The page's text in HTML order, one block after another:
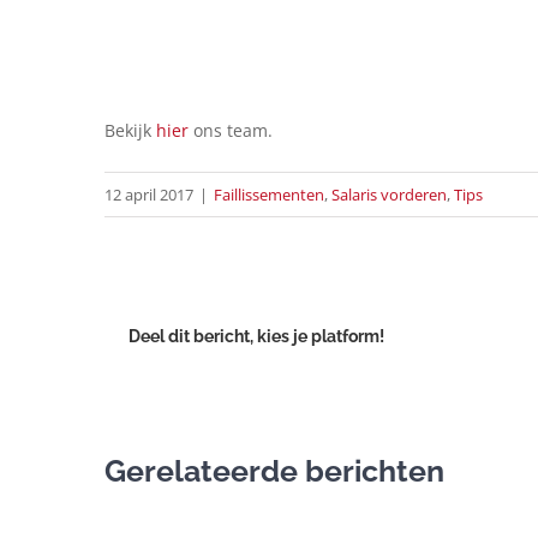
Bekijk hier ons team.
12 april 2017 | Faillissementen,Salaris vorderen,Tips
Deel dit bericht, kies je platform!
Gerelateerde berichten